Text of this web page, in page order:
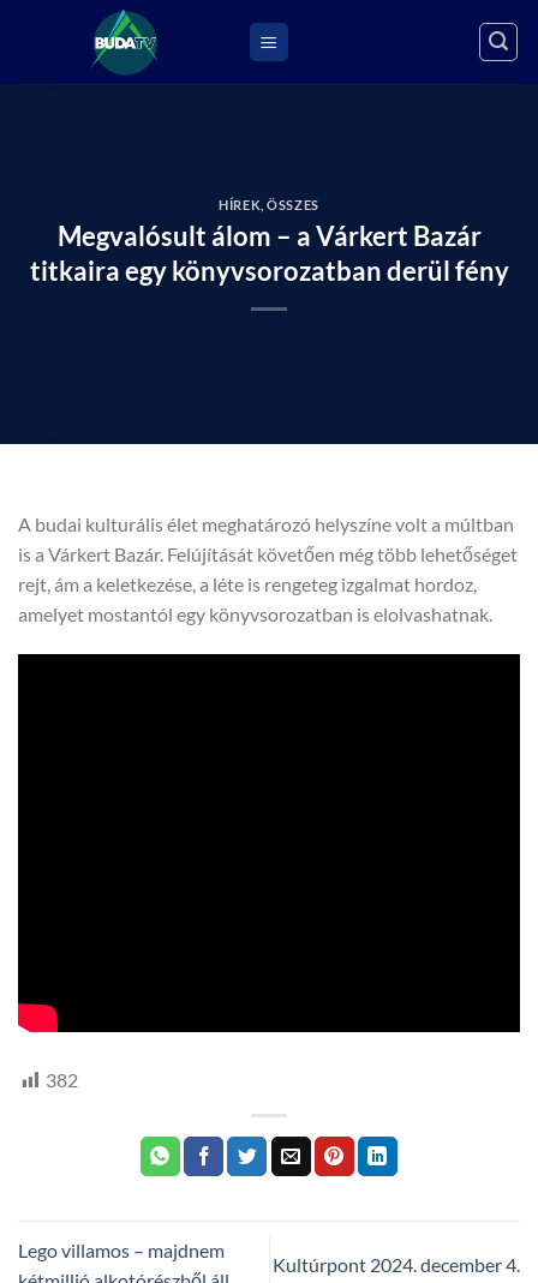
HÍREK ,ÖSSZES
Megvalósult álom – a Várkert Bazár
titkaira egy könyvsorozatban derül fény
A budai kulturális élet meghatározó helyszíne volt a múltban
is a Várkert Bazár. Felújítását követően még több lehetőséget
rejt, ám a keletkezése, a léte is rengeteg izgalmat hordoz,
amelyet mostantól egy könyvsorozatban is elolvashatnak.
382
Lego villamos – majdnem
Kultúrpont 2024. december 4.